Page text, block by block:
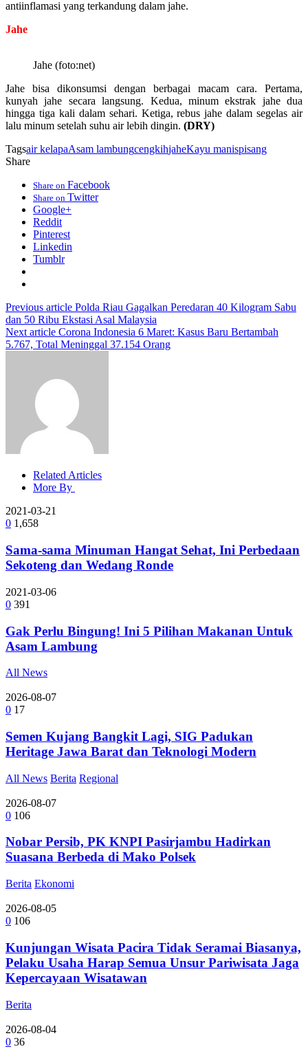
antiinflamasi yang terkandung dalam jahe.
Jahe
Jahe (foto:net)
Jahe bisa dikonsumsi dengan berbagai macam cara. Pertama,
kunyah jahe secara langsung. Kedua, minum ekstrak jahe dua
hingga tiga kali dalam sehari. Ketiga, rebus jahe dalam segelas air
lalu minum setelah suhu air lebih dingin. (DRY)
Tagsair kelapaAsam lambungcengkihjaheKayu manispisang
Share
Share on Facebook
Share on Twitter
Google+
Reddit
Pinterest
Linkedin
Tumblr
Previous article Polda Riau Gagalkan Peredaran 40 Kilogram Sabu
dan 50 Ribu Ekstasi Asal Malaysia
Next article Corona Indonesia 6 Maret: Kasus Baru Bertambah
5.767, Total Meninggal 37.154 Orang
Related Articles
More By
2021-03-21
0 1,658
Sama-sama Minuman Hangat Sehat, Ini Perbedaan
Sekoteng dan Wedang Ronde
2021-03-06
0 391
Gak Perlu Bingung! Ini 5 Pilihan Makanan Untuk
Asam Lambung
All News
2026-08-07
0 17
Semen Kujang Bangkit Lagi, SIG Padukan
Heritage Jawa Barat dan Teknologi Modern
All News Berita Regional
2026-08-07
0 106
Nobar Persib, PK KNPI Pasirjambu Hadirkan
Suasana Berbeda di Mako Polsek
Berita Ekonomi
2026-08-05
0 106
Kunjungan Wisata Pacira Tidak Seramai Biasanya,
Pelaku Usaha Harap Semua Unsur Pariwisata Jaga
Kepercayaan Wisatawan
Berita
2026-08-04
0 36